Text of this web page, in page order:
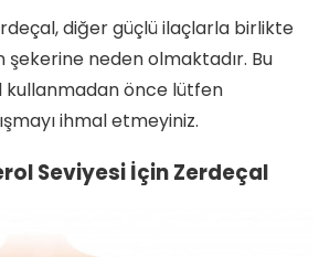
diğer güçlü ilaçlarla birlikte
şekerine neden olmaktadır. Bu
kullanmadan önce lütfen
ihmal etmeyiniz.
Seviyesi İçin Zerdeçal